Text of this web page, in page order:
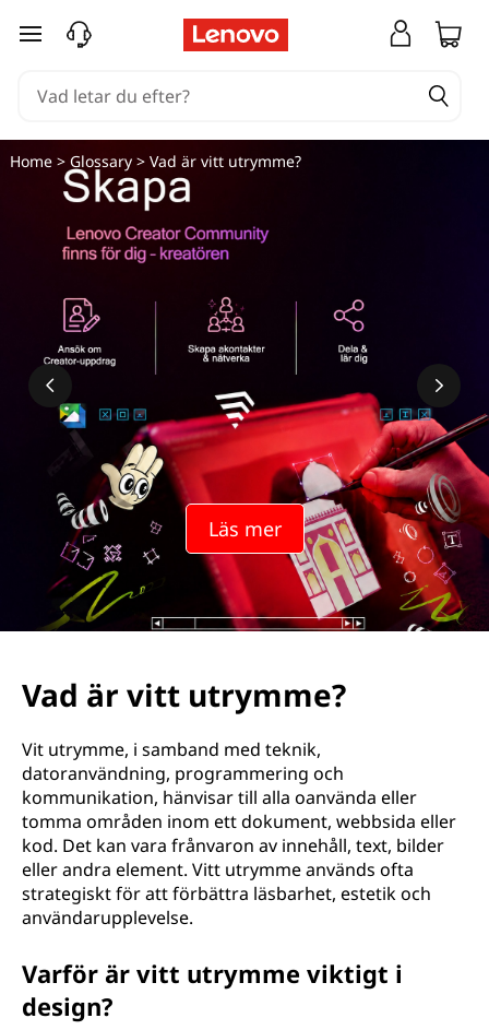
hoppa vidare till huvudinnehållet
Läs mer
Home> Glossary> Vad är vitt utrymme?
Vad är vitt utrymme?
Vit utrymme, i samband med teknik,
datoranvändning, programmering och
kommunikation, hänvisar till alla oanvända eller
tomma områden inom ett dokument, webbsida eller
kod. Det kan vara frånvaron av innehåll, text, bilder
eller andra element. Vitt utrymme används ofta
strategiskt för att förbättra läsbarhet, estetik och
användarupplevelse.
Varför är vitt utrymme viktigt i
design?